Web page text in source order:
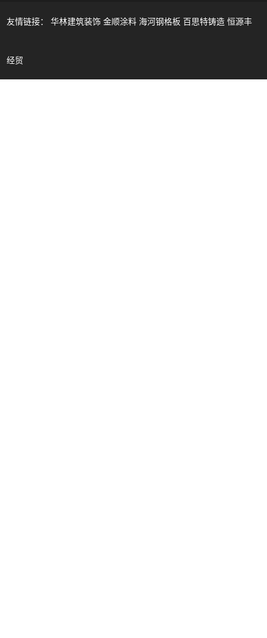
友情链接：华林建筑装饰 金顺涂料 海河钢格板 百思特铸造 恒源丰
经贸